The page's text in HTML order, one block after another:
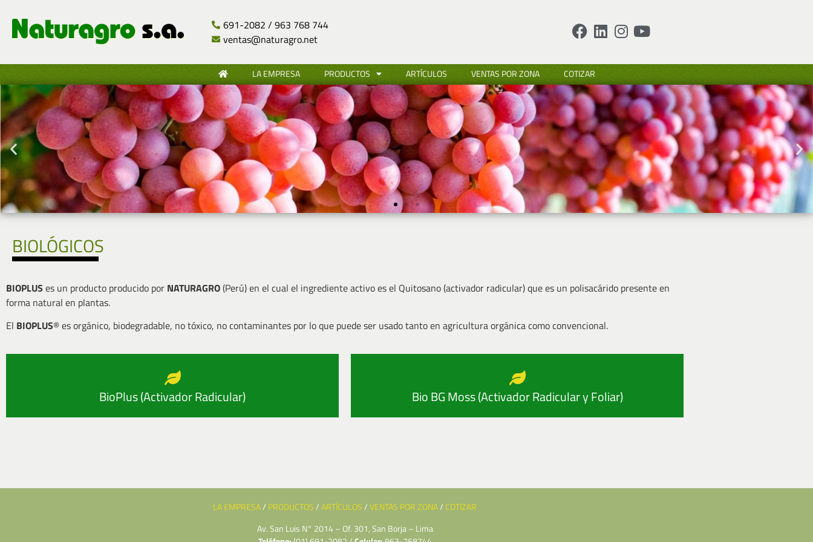
691-2082 / 963 768 744
ventas@naturagro.net
LA EMPRESA PRODUCTOS ARTÍCULOS VENTAS POR ZONA COTIZAR
BIOLÓGICOS
BIOPLUS es un producto producido por NATURAGRO(Perú) en el cual el ingrediente activo es el Quitosano (activador radicular) que es un polisacárido presente en
forma natural en plantas.
El BIOPLUS® es orgánico, biodegradable, no tóxico, no contaminantes por lo que puede ser usado tanto en agricultura orgánica como convencional.
BioPlus (Activador Radicular) Bio BG Moss (Activador Radicular y Foliar)
LA EMPRESA/ PRODUCTOS/ARTÍCULOS/VENTAS POR ZONA/ COTIZAR
Av. San Luis N° 2014 – Of. 301, San Borja – Lima